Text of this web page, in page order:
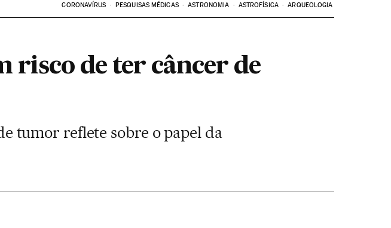
CORONAVÍRUS PESQUISAS MÉDICAS ASTRONOMIA ASTROFÍSICA ARQUEOLOGIA
risco de ter câncer de
tumor reflete sobre o papel da